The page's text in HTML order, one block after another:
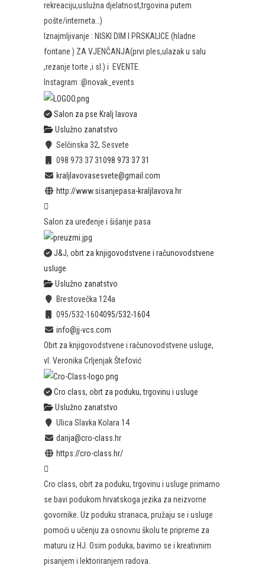
rekreaciju,uslužna djelatnost,trgovina putem
pošte/interneta…)
Iznajmljivanje : NISKI DIM I PRSKALICE (hladne
fontane ) ZA VJENČANJA(prvi ples,ulazak u salu
,rezanje torte ,i sl.) i EVENTE.
Instagram :@novak_events
Salon za pse Kralj lavova
Uslužno zanatstvo
Selčinska 32, Sesvete
098 973 37 31098 973 37 31
kraljlavovasesvete@gmail.com
http://www.sisanjepasa-kraljlavova.hr
Salon za uređenje i šišanje pasa
J&J, obrt za knjigovodstvene i računovodstvene
usluge
Uslužno zanatstvo
Brestovečka 124a
095/532-1604095/532-1604
info@jj-vcs.com
Obrt za knjigovodstvene i računovodstvene usluge,
vl. Veronika Crljenjak Štefović
Cro class, obrt za poduku, trgovinu i usluge
Uslužno zanatstvo
Ulica Slavka Kolara 14
darija@cro-class.hr
https://cro-class.hr/
Cro class, obrt za poduku, trgovinu i usluge primarno
se bavi podukom hrvatskoga jezika za neizvorne
govornike. Uz poduku stranaca, pružaju se i usluge
pomoći u učenju za osnovnu školu te pripreme za
maturu iz HJ. Osim poduka, bavimo se i kreativnim
pisanjem i lektoriranjem radova.